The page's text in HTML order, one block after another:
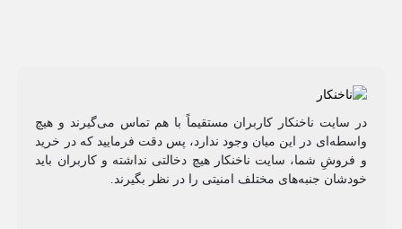
در سایت ناخنکار کاربران مستقیماً با هم تماس می‌گیرند و هیچ
واسطه‌ای در این میان وجود ندارد، پس دقت فرمایید که در خرید
و فروشِ شما، سایت ناخنکار هیچ دخالتی نداشته و کاربران باید
خودشان جنبه‌های مختلف امنیتی را در نظر بگیرند.